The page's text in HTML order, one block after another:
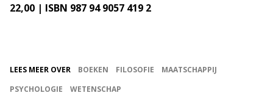
22,00 | ISBN 987 94 9057 419 2
LEES MEER OVER BOEKEN FILOSOFIE
MAATSCHAPPIJ
PSYCHOLOGIE
WETENSCHAP